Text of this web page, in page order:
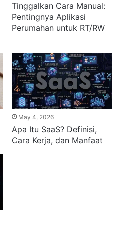
Tinggalkan Cara Manual:
Pentingnya Aplikasi
Perumahan untuk RT/RW
May 4, 2026
Apa Itu SaaS? Definisi,
Cara Kerja, dan Manfaat